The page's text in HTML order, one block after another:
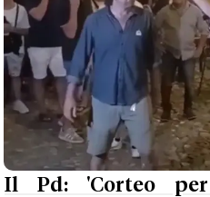
Il Pd: 'Corteo per